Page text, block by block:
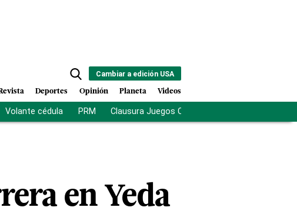
Cambiar a edición USA
Deportes Opinión Planeta Videos
Volante cédula PRM Clausura Juegos Centroamericanos
en Yeda